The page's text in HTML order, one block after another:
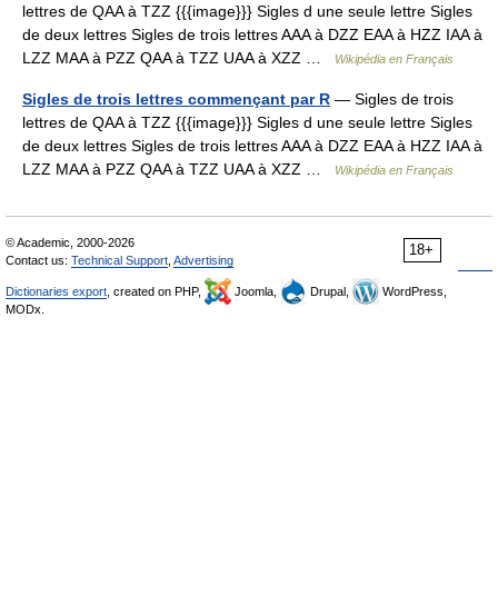
lettres de QAA à TZZ {{{image}}} Sigles d une seule lettre Sigles
de deux lettres Sigles de trois lettres AAA à DZZ EAA à HZZ IAA à
LZZ MAA à PZZ QAA à TZZ UAA à XZZ …
Wikipédia en Français
Sigles de trois lettres commençant par R — Sigles de trois
lettres de QAA à TZZ {{{image}}} Sigles d une seule lettre Sigles
de deux lettres Sigles de trois lettres AAA à DZZ EAA à HZZ IAA à
LZZ MAA à PZZ QAA à TZZ UAA à XZZ …
Wikipédia en Français
18+
© Academic, 2000-2026
Contact us: Technical Support Advertising
Dictionaries export , created on PHP, Joomla, Drupal,
WordPress,
MODx.